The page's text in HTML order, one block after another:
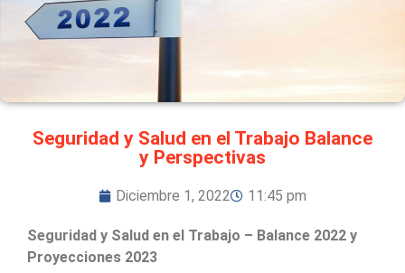
Seguridad y Salud en el Trabajo Balance
y Perspectivas
Diciembre 1, 2022 11:45 pm
Seguridad y Salud en el Trabajo – Balance 2022 y
Proyecciones 2023